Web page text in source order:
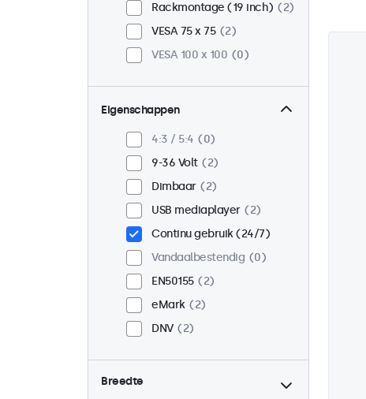
Rackmontage (19 inch)
2
VESA 75 x 75
2
VESA 100 x 100
0
Eigenschappen
4:3 / 5:4
0
9-36 Volt
2
Dimbaar
2
USB mediaplayer
2
Continu gebruik (24/7)
Vandaalbestendig
0
EN50155
2
eMark
2
DNV
2
Breedte